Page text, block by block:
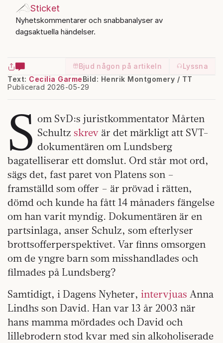
Sticket
Nyhetskommentarer och snabbanalyser av
dagsaktuella händelser.
Bjud någon på artikeln
Lyssna
Text: Cecilia Garme
Publicerad 2026-05-29
Bild: Henrik Montgomery / TT
S om SvD:s juristkommentator Mårten
Schultzskrev är det märkligt att SVT-
dokumentären om Lundsberg
bagatelliserar ett domslut. Ord står mot ord,
sägs det, fast paret von Platens son –
framställd som offer – är prövad i rätten,
dömd och kunde ha fått 14 månaders fängelse
om han varit myndig. Dokumentären är en
partsinlaga, anser Schulz, som efterlyser
brottsofferperspektivet. Var finns omsorgen
om de yngre barn som misshandlades och
filmades på Lundsberg?
Samtidigt, i Dagens Nyheter, intervjuas Anna
Lindhs son David. Han var 13 år 2003 när
hans mamma mördades och David och
lillebrodern stod kvar med sin alkoholiserade